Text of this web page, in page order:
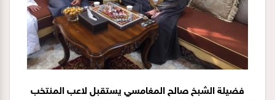
فضيلة الشبخ صالح المغامسي يستقبل لاعب المنتخب